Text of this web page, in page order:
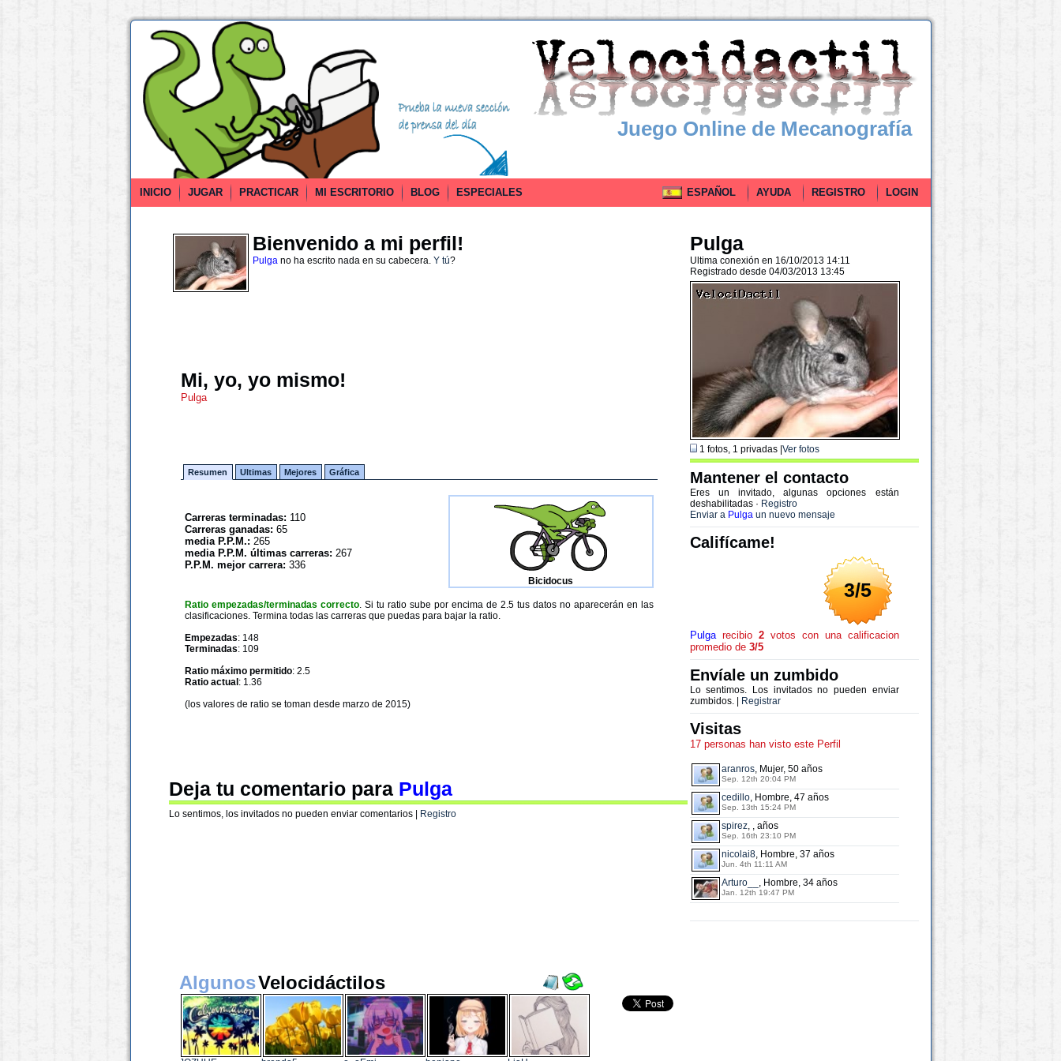
Juego Online de Mecanografía
INICIO JUGAR PRACTICAR MI ESCRITORIO BLOG ESPECIALES ESPAÑOL AYUDA REGISTRO LOGIN
Bienvenido a mi perfil!
Pulgano ha escrito nada en su cabecera. Y tú?
Mi, yo, yo mismo!
Pulga
Resumen Ultimas Mejores Gráfica
Carreras terminadas: 110
Carreras ganadas: 65
media P.P.M.: 265
media P.P.M. últimas carreras: 267
P.P.M. mejor carrera: 336
Bicidocus
Ratio empezadas/terminadas correcto. Si tu ratio sube por encima de 2.5 tus datos no aparecerán en las
clasificaciones. Termina todas las carreras que puedas para bajar la ratio.
Empezadas: 148
Terminadas: 109
Ratio máximo permitido: 2.5
Ratio actual : 1.36
(los valores de ratio se toman desde marzo de 2015)
Deja tu comentario para Pulga
Lo sentimos, los invitados no pueden enviar comentarios | Registro
Pulga
Ultima conexión en 16/10/2013 14:11
Registrado desde 04/03/2013 13:45
1 fotos, 1 privadas | Ver fotos
Mantener el contacto
Eres un invitado, algunas opciones están
deshabilitadas · Registro
Enviar a Pulgaun nuevo mensaje
Califícame!
3/5
Pulgarecibio 2votos con una calificacion
promedio de 3/5
Envíale un zumbido
Lo sentimos. Los invitados no pueden enviar
zumbidos. |
Registrar
Visitas
17 personas han visto este Perfil
aranros, Mujer, 50 años
Sep. 12th 20:04 PM
cedillo, Hombre, 47 años
Sep. 13th 15:24 PM
spirez, , años
Sep. 16th 23:10 PM
nicolai8, Hombre, 37 años
Jun. 4th 11:11 AM
Arturo__ , Hombre, 34 años
Jan. 12th 19:47 PM
AlgunosVelocidáctilos